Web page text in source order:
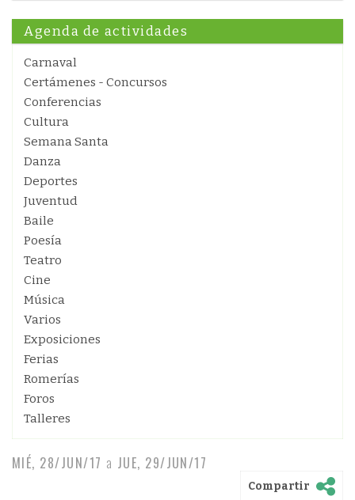
Agenda de actividades
Carnaval
Certámenes - Concursos
Conferencias
Cultura
Semana Santa
Danza
Deportes
Juventud
Baile
Poesía
Teatro
Cine
Música
Varios
Exposiciones
Ferias
Romerías
Foros
Talleres
MIÉ, 28/JUN/17 a JUE, 29/JUN/17
Compartir